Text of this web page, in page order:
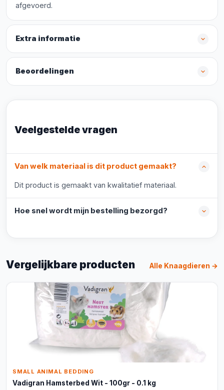
afgevoerd.
Extra informatie
Beoordelingen
Veelgestelde vragen
Van welk materiaal is dit product gemaakt?
Dit product is gemaakt van kwalitatief materiaal.
Hoe snel wordt mijn bestelling bezorgd?
Vergelijkbare producten Alle Knaagdieren →
SMALL ANIMAL BEDDING
Vadigran Hamsterbed Wit - 100gr - 0.1 kg